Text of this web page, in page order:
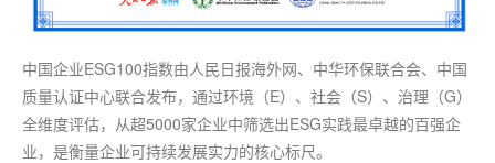
中国企业ESG100指数由人民日报海外网、中华环保联合会、中国
质量认证中心联合发布，通过环境（E）、社会（S）、治理（G）
全维度评估，从超5000家企业中筛选出ESG实践最卓越的百强企
业，是衡量企业可持续发展实力的核心标尺。